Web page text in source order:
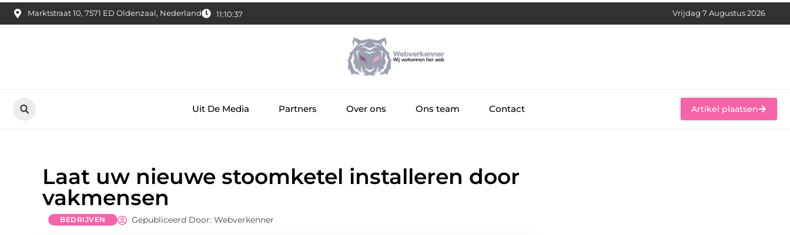
Marktstraat 10, 7571 ED Oldenzaal, Nederland 11:10:38 Vrijdag 7 Augustus 2026
Uit De Media Partners Over ons Ons team Contact Artikel plaatsen
Laat uw nieuwe stoomketel installeren door
vakmensen
BEDRIJVEN Gepubliceerd Door: Webverkenner